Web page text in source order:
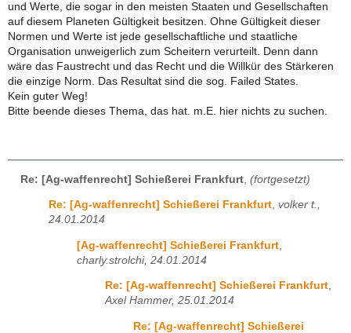
und Werte, die sogar in den meisten Staaten und Gesellschaften
auf diesem Planeten Gültigkeit besitzen. Ohne Gültigkeit dieser
Normen und Werte ist jede gesellschaftliche und staatliche
Organisation unweigerlich zum Scheitern verurteilt. Denn dann
wäre das Faustrecht und das Recht und die Willkür des Stärkeren
die einzige Norm. Das Resultat sind die sog. Failed States.
Kein guter Weg!
Bitte beende dieses Thema, das hat. m.E. hier nichts zu suchen.
Re: [Ag-waffenrecht] Schießerei Frankfurt (fortgesetzt)
Re: [Ag-waffenrecht] Schießerei Frankfurt, volker t.,
24.01.2014
[Ag-waffenrecht] Schießerei Frankfurt
charly.strolchi, 24.01.2014
Re: [Ag-waffenrecht] Schießerei Frankfurt,
Axel Hammer, 25.01.2014
Re: [Ag-waffenrecht] Schießerei